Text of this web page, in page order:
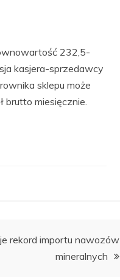
232,5-
kasjera-sprzedawcy
sklepu może
brutto miesięcznie.
rekord importu nawozów
mineralnych